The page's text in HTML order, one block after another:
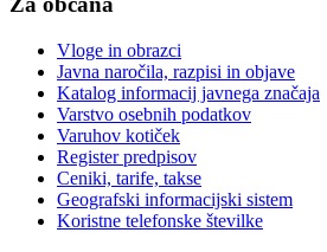
Vloge in obrazci
Javna naročila, razpisi in objave
Katalog informacij javnega značaja
Varstvo osebnih podatkov
Varuhov kotiček
Register predpisov
Ceniki, tarife, takse
Geografski informacijski sistem
Koristne telefonske številke